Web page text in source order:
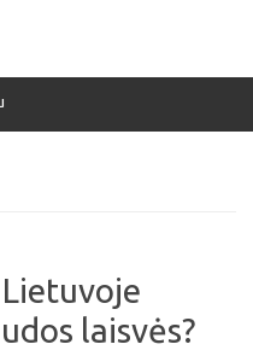
laisvės?